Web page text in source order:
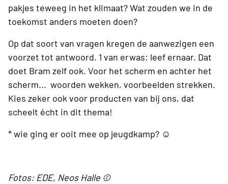
pakjes teweeg in het klimaat? Wat zouden we in de
toekomst anders moeten doen?
Op dat soort van vragen kregen de aanwezigen een
voorzet tot antwoord. 1 van erwas: leef ernaar. Dat
doet Bram zelf ook. Voor het scherm en achter het
scherm... woorden wekken, voorbeelden strekken.
Kies zeker ook voor producten van bij ons, dat
scheelt écht in dit thema!
* wie ging er ooit mee op jeugdkamp? ☺
Fotos: EDE, Neos Halle ©